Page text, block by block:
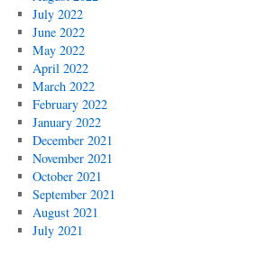
July 2022
June 2022
May 2022
April 2022
March 2022
February 2022
January 2022
December 2021
November 2021
October 2021
September 2021
August 2021
July 2021